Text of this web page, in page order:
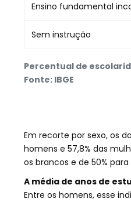
Percentual de
Fonte: IBGE
Ensino fundamental
Sem instrução
Em recorte por sexo, os
homens e 57,8% das
os brancos e de 50%
A média de anos de
Entre os homens, esse